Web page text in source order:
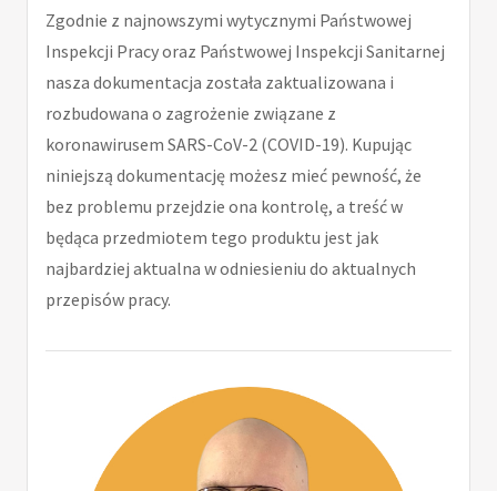
Zgodnie z najnowszymi wytycznymi Państwowej
Inspekcji Pracy oraz Państwowej Inspekcji Sanitarnej
nasza dokumentacja została zaktualizowana i
rozbudowana o zagrożenie związane z
koronawirusem SARS-CoV-2 (COVID-19). Kupując
niniejszą dokumentację możesz mieć pewność, że
bez problemu przejdzie ona kontrolę, a treść w
będąca przedmiotem tego produktu jest jak
najbardziej aktualna w odniesieniu do aktualnych
przepisów pracy.